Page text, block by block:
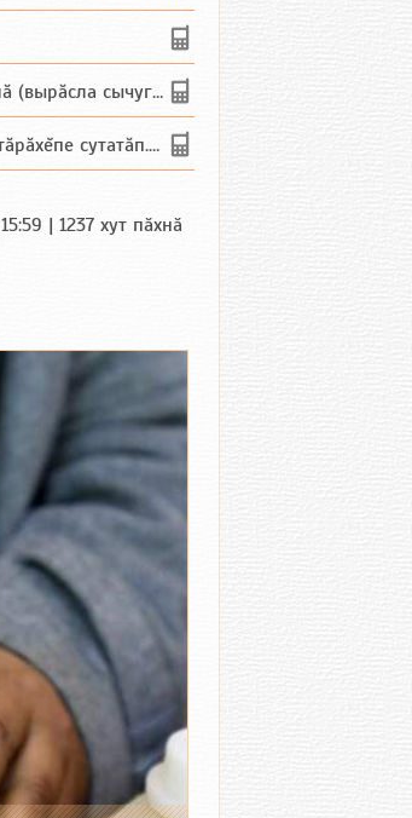
сычуг) ...
сутатăп. Ха...
| 1237 хут пӑхнӑ